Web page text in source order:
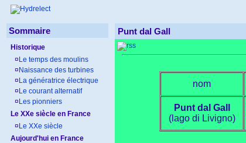
Sommaire
Historique
¤ Le temps des moulins
¤ Naissance des turbines
¤ La génératrice électrique
¤ Le courant alternatif
¤ Les pionniers
Le XXe siècle en France
¤ Le XXe siècle
Aujourd'hui en France
Punt dal Gall
nom
Punt dal Gall
(lago di Livigno)